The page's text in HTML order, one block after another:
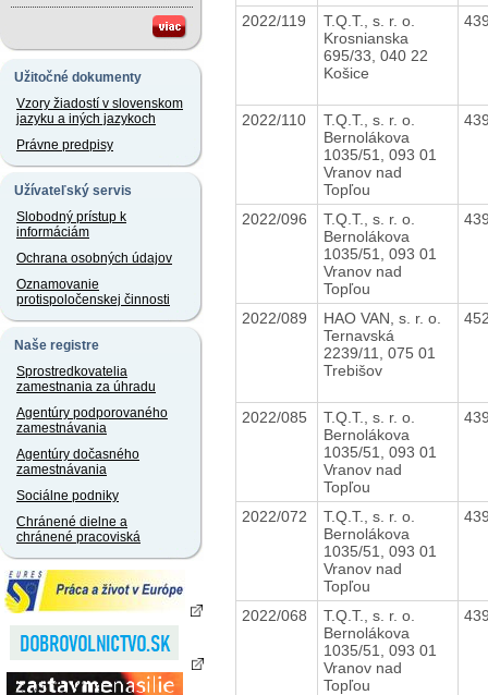
Užitočné dokumenty
Vzory žiadostí v slovenskom
jazyku a iných jazykoch
Právne predpisy
Užívateľský servis
Slobodný prístup k
informáciám
Ochrana osobných údajov
Oznamovanie
protispoločenskej činnosti
Naše registre
Sprostredkovatelia
zamestnania za úhradu
Agentúry podporovaného
zamestnávania
Agentúry dočasného
zamestnávania
Sociálne podniky
Chránené dielne a
chránené pracoviská
2022/119
T.Q.T., s. r. o.
Krosnianska
695/33, 040 22
Košice
2022/110
T.Q.T., s. r. o.
Bernolákova
1035/51, 093 01
Vranov nad
Topľou
2022/096
T.Q.T., s. r. o.
Bernolákova
1035/51, 093 01
Vranov nad
Topľou
2022/089
HAO VAN, s. r. o.
Ternavská
2239/11, 075 01
Trebišov
2022/085
T.Q.T., s. r. o.
Bernolákova
1035/51, 093 01
Vranov nad
Topľou
2022/072
T.Q.T., s. r. o.
Bernolákova
1035/51, 093 01
Vranov nad
Topľou
2022/068
T.Q.T., s. r. o.
Bernolákova
1035/51, 093 01
Vranov nad
Topľou